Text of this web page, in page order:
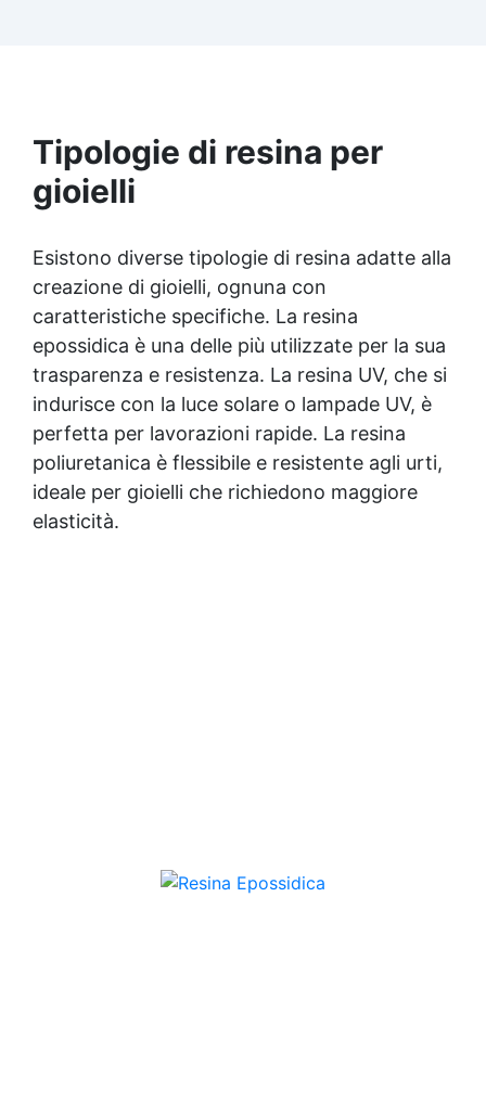
Tipologie di resina per
gioielli
Esistono diverse tipologie di resina adatte alla
creazione di gioielli, ognuna con
caratteristiche specifiche. La resina
epossidica è una delle più utilizzate per la sua
trasparenza e resistenza. La resina UV, che si
indurisce con la luce solare o lampade UV, è
perfetta per lavorazioni rapide. La resina
poliuretanica è flessibile e resistente agli urti,
ideale per gioielli che richiedono maggiore
elasticità.